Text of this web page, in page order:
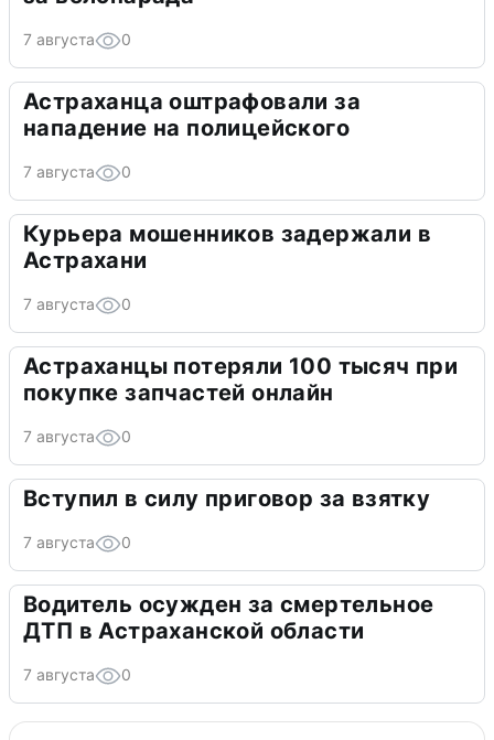
7 августа 0
Астраханца оштрафовали за
нападение на полицейского
7 августа 0
Курьера мошенников задержали в
Астрахани
7 августа 0
Астраханцы потеряли 100 тысяч при
покупке запчастей онлайн
7 августа 0
Вступил в силу приговор за взятку
7 августа 0
Водитель осужден за смертельное
ДТП в Астраханской области
7 августа 0